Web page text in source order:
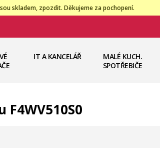
skladem, zpozdit. Děkujeme za pochopení.
IT A KANCELÁŘ
MALÉ KUCH.
SPOTŘEBIČE